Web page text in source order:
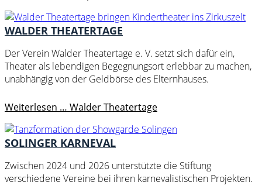
WALDER THEATERTAGE
Der Verein Walder Theatertage e. V. setzt sich dafür ein,
Theater als lebendigen Begegnungsort erlebbar zu machen,
unabhängig von der Geldbörse des Elternhauses.
Weiterlesen … Walder Theatertage
SOLINGER KARNEVAL
Zwischen 2024 und 2026 unterstützte die Stiftung
verschiedene Vereine bei ihren karnevalistischen Projekten.